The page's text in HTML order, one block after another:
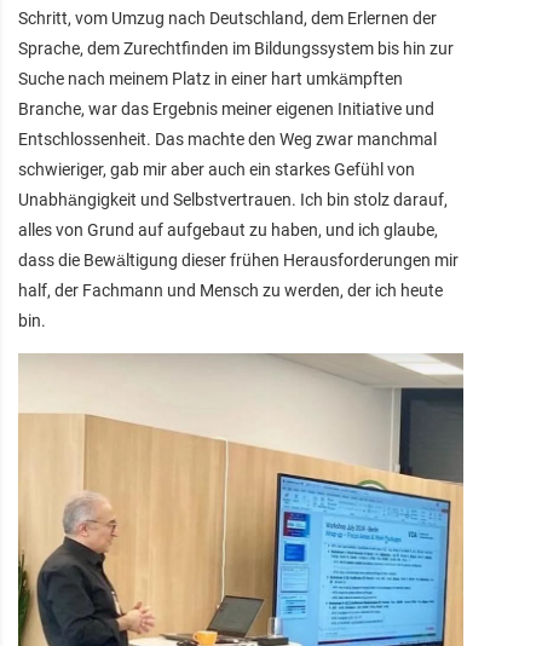
Schritt, vom Umzug nach Deutschland, dem Erlernen der
Sprache, dem Zurechtfinden im Bildungssystem bis hin zur
Suche nach meinem Platz in einer hart umkämpften
Branche, war das Ergebnis meiner eigenen Initiative und
Entschlossenheit. Das machte den Weg zwar manchmal
schwieriger, gab mir aber auch ein starkes Gefühl von
Unabhängigkeit und Selbstvertrauen. Ich bin stolz darauf,
alles von Grund auf aufgebaut zu haben, und ich glaube,
dass die Bewältigung dieser frühen Herausforderungen mir
half, der Fachmann und Mensch zu werden, der ich heute
bin.